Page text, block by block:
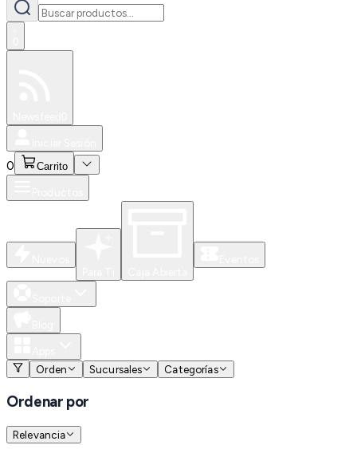
0 Carrito
Orden
Sucursales Categorías
Ordenar por
Relevancia